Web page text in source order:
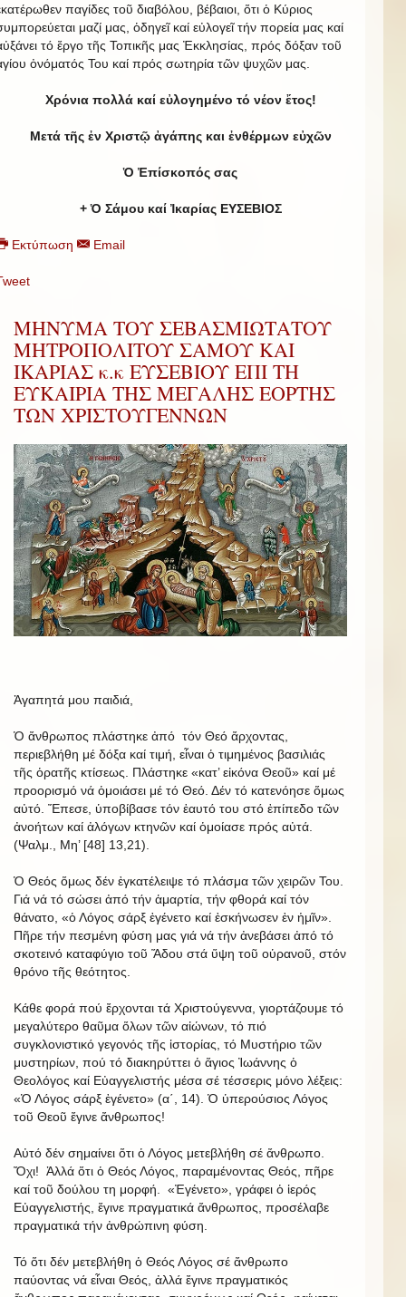
παγίδες τοῦ διαβόλου, βέβαιοι, ὅτι ὁ Κύριος
μαζί μας, ὁδηγεῖ καί εὐλογεῖ τήν πορεία μας καί
τό ἔργο τῆς Τοπικῆς μας Ἐκκλησίας, πρός δόξαν τοῦ
ὀνόματός Του καί πρός σωτηρία τῶν ψυχῶν μας.
Χρόνια πολλά καί εὐλογημένο τό νέον ἔτος!
Μετά τῆς ἐν Χριστῷ ἀγάπης και ἐνθέρμων εὐχῶν
Ὁ Ἐπίσκοπός σας
+ Ὁ Σάμου καί Ἰκαρίας ΕΥΣΕΒΙΟΣ
Εκτύπωση Email
ΜΗΝΥΜΑ ΤΟΥ ΣΕΒΑΣΜΙΩΤΑΤΟΥ
ΜΗΤΡΟΠΟΛΙΤΟΥ ΣΑΜΟΥ ΚΑΙ
ΙΚΑΡΙΑΣ κ.κ ΕΥΣΕΒΙΟΥ ΕΠΙ ΤΗ
ΕΥΚΑΙΡΙΑ ΤΗΣ ΜΕΓΑΛΗΣ ΕΟΡΤΗΣ
ΤΩΝ ΧΡΙΣΤΟΥΓΕΝΝΩΝ
Ἀγαπητά μου παιδιά,
Ὁ ἄνθρωπος πλάστηκε ἀπό τόν Θεό ἄρχοντας,
περιεβλήθη μέ δόξα καί τιμή, εἶναι ὁ τιμημένος βασιλιάς
τῆς ὁρατῆς κτίσεως. Πλάστηκε «κατ’ εἰκόνα Θεοῦ» καί μέ
προορισμό νά ὁμοιάσει μέ τό Θεό. Δέν τό κατενόησε ὅμως
αὐτό. Ἔπεσε, ὑποβίβασε τόν ἑαυτό του στό ἐπίπεδο τῶν
ἀνοήτων καί ἀλόγων κτηνῶν καί ὁμοίασε πρός αὐτά.
(Ψαλμ., Μη’ [48] 13,21).
Ὁ Θεός ὅμως δέν ἐγκατέλειψε τό πλάσμα τῶν χειρῶν Του.
Γιά νά τό σώσει ἀπό τήν ἁμαρτία, τήν φθορά καί τόν
θάνατο, «ὁ Λόγος σάρξ ἐγένετο καί ἐσκήνωσεν ἐν ἡμῖν».
Πῆρε τήν πεσμένη φύση μας γιά νά τήν ἀνεβάσει ἀπό τό
σκοτεινό καταφύγιο τοῦ Ἅδου στά ὕψη τοῦ οὑρανοῦ, στόν
θρόνο τῆς θεότητος.
Κάθε φορά πού ἔρχονται τά Χριστούγεννα, γιορτάζουμε τό
μεγαλύτερο θαῦμα ὅλων τῶν αἰώνων, τό πιό
συγκλονιστικό γεγονός τῆς ἱστορίας, τό Μυστήριο τῶν
μυστηρίων, πού τό διακηρύττει ὁ ἅγιος Ἰωάννης ὁ
Θεολόγος καί Εὐαγγελιστής μέσα σέ τέσσερις μόνο λέξεις:
«Ὁ Λόγος σάρξ ἐγένετο» (α΄, 14). Ὁ ὑπερούσιος Λόγος
τοῦ Θεοῦ ἔγινε ἄνθρωπος!
Αὐτό δέν σημαίνει ὅτι ὁ Λόγος μετεβλήθη σέ ἄνθρωπο.
Ὄχι! Ἀλλά ὅτι ὁ Θεός Λόγος, παραμένοντας Θεός, πῆρε
καί τοῦ δούλου τη μορφή. «Ἐγένετο», γράφει ὁ ἱερός
Εὐαγγελιστής, ἔγινε πραγματικά ἄνθρωπος, προσέλαβε
πραγματικά τήν ἀνθρώπινη φύση.
Τό ὅτι δέν μετεβλήθη ὁ Θεός Λόγος σέ ἄνθρωπο
παύοντας νά εἶναι Θεός, ἀλλά ἔγινε πραγματικός